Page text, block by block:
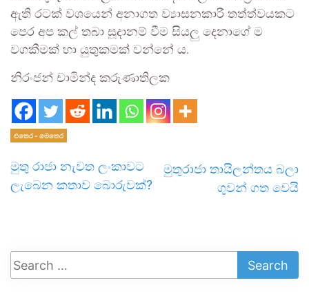
ඇති රටක් වශයෙන් අනාගත ව්‍යාසනකාරී තත්ත්වයකට
පෙර අප කල් තබා සූදානම් වීම සියලු දෙනාගේ ම
වගකීමක් හා යුතුකමක් වන්නේ ය.
නිරංජන් චාමින්ද කරුණාතිලක
එතෙර - මෙතෙර
මුතු රාජා නැවත ලංකාවට
ලැබෙන කතාව බොරුවක්?
මුතුරාජා තායිලන්තය බලා
ගුවන් ගත වෙයි